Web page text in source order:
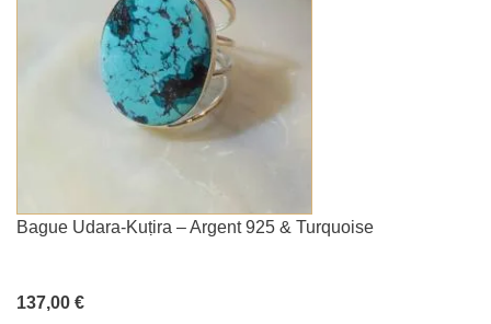
Bague Udara-Kuṭira – Argent 925 & Turquoise
137,00 €